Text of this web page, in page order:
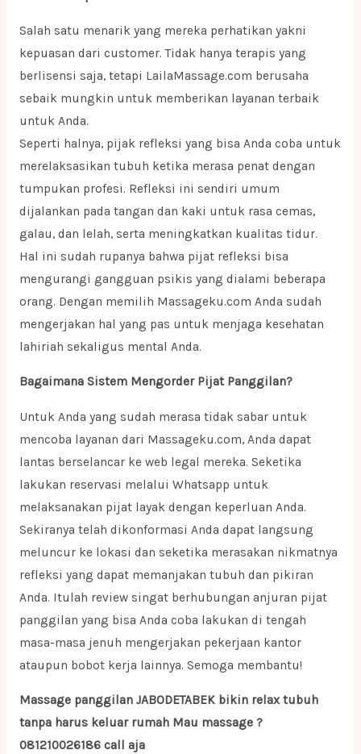
Salah satu menarik yang mereka perhatikan yakni
kepuasan dari customer. Tidak hanya terapis yang
berlisensi saja, tetapi LailaMassage.com berusaha
sebaik mungkin untuk memberikan layanan terbaik
untuk Anda.
Seperti halnya, pijak refleksi yang bisa Anda coba untuk
merelaksasikan tubuh ketika merasa penat dengan
tumpukan profesi. Refleksi ini sendiri umum
dijalankan pada tangan dan kaki untuk rasa cemas,
galau, dan lelah, serta meningkatkan kualitas tidur.
Hal ini sudah rupanya bahwa pijat refleksi bisa
mengurangi gangguan psikis yang dialami beberapa
orang. Dengan memilih Massageku.com Anda sudah
mengerjakan hal yang pas untuk menjaga kesehatan
lahiriah sekaligus mental Anda.
Bagaimana Sistem Mengorder Pijat Panggilan?
Untuk Anda yang sudah merasa tidak sabar untuk
mencoba layanan dari Massageku.com, Anda dapat
lantas berselancar ke web legal mereka. Seketika
lakukan reservasi melalui Whatsapp untuk
melaksanakan pijat layak dengan keperluan Anda.
Sekiranya telah dikonformasi Anda dapat langsung
meluncur ke lokasi dan seketika merasakan nikmatnya
refleksi yang dapat memanjakan tubuh dan pikiran
Anda. Itulah review singat berhubungan anjuran pijat
panggilan yang bisa Anda coba lakukan di tengah
masa-masa jenuh mengerjakan pekerjaan kantor
ataupun bobot kerja lainnya. Semoga membantu!
Massage panggilan JABODETABEK bikin relax tubuh
tanpa harus keluar rumah Mau massage ?
081210026186 call aja